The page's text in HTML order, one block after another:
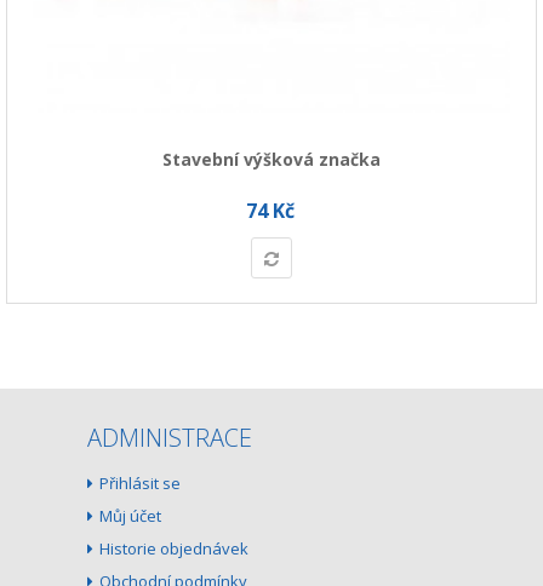
Stavební výšková značka
74 Kč
ADMINISTRACE
Přihlásit se
Můj účet
Historie objednávek
Obchodní podmínky